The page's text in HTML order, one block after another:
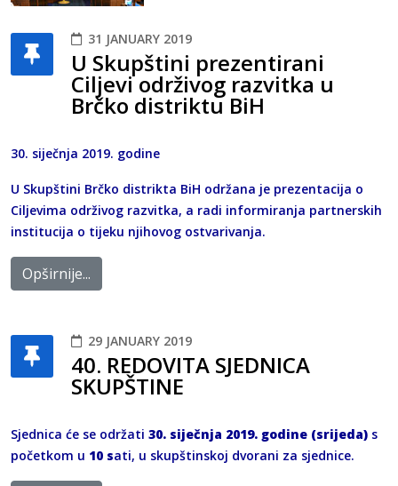
31 JANUARY 2019
U Skupštini prezentirani
Ciljevi održivog razvitka u
Brčko distriktu BiH
30. siječnja 2019. godine
U Skupštini Brčko distrikta BiH održana je prezentacija o
Ciljevima održivog razvitka, a radi informiranja partnerskih
institucija o tijeku njihovog ostvarivanja.
Opširnije...
29 JANUARY 2019
40. REDOVITA SJEDNICA
SKUPŠTINE
Sjednica će se održati 30. siječnja 2019. godine (srijeda) s
početkom u 10 sati, u skupštinskoj dvorani za sjednice.